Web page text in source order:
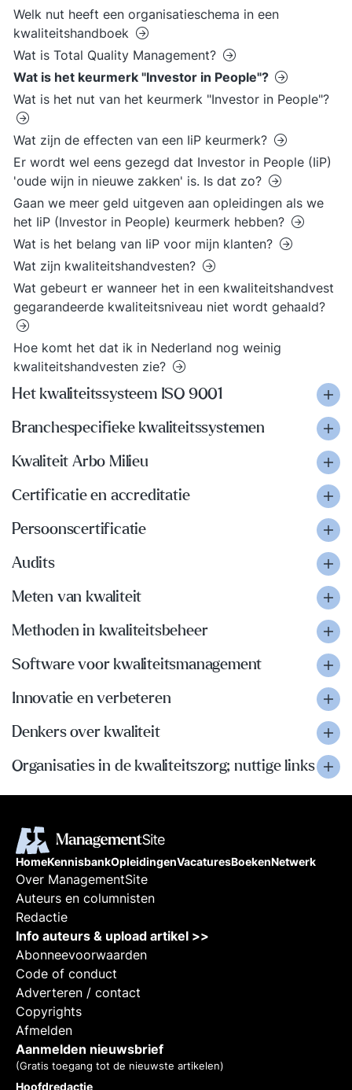
Welk nut heeft een organisatieschema in een
kwaliteitshandboek
Wat is Total Quality Management?
Wat is het keurmerk "Investor in People"?
Wat is het nut van het keurmerk "Investor in People"?
Wat zijn de effecten van een IiP keurmerk?
Er wordt wel eens gezegd dat Investor in People (IiP)
'oude wijn in nieuwe zakken' is. Is dat zo?
Gaan we meer geld uitgeven aan opleidingen als we
het IiP (Investor in People) keurmerk hebben?
Wat is het belang van IiP voor mijn klanten?
Wat zijn kwaliteitshandvesten?
Wat gebeurt er wanneer het in een kwaliteitshandvest
gegarandeerde kwaliteitsniveau niet wordt gehaald?
Hoe komt het dat ik in Nederland nog weinig
kwaliteitshandvesten zie?
Het kwaliteitssysteem ISO 9001
Branchespecifieke kwaliteitssystemen
Kwaliteit Arbo Milieu
Certificatie en accreditatie
Persoonscertificatie
Audits
Meten van kwaliteit
Methoden in kwaliteitsbeheer
Software voor kwaliteitsmanagement
Innovatie en verbeteren
Denkers over kwaliteit
Organisaties in de kwaliteitszorg; nuttige links
HomeKennisbankOpleidingenVacaturesBoekenNetwerk
Over ManagementSite
Auteurs en columnisten
Redactie
Info auteurs & upload artikel >>
Abonneevoorwaarden
Code of conduct
Adverteren / contact
Copyrights
Afmelden
Aanmelden nieuwsbrief
(Gratis toegang tot de nieuwste artikelen)
Hoofdredactie